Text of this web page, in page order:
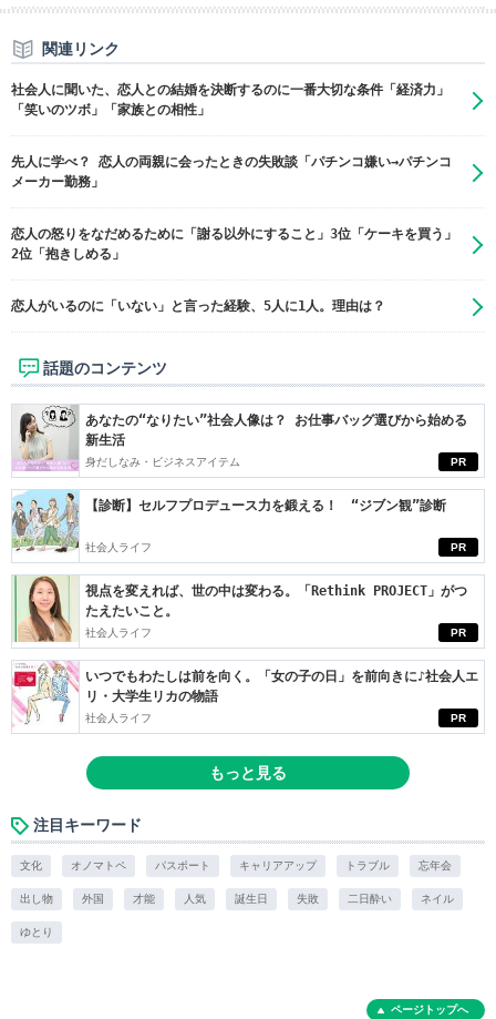
関連リンク
社会人に聞いた、恋人との結婚を決断するのに一番大切な条件「経済力」
「笑いのツボ」「家族との相性」
先人に学べ？ 恋人の両親に会ったときの失敗談「パチンコ嫌い→パチンコ
メーカー勤務」
恋人の怒りをなだめるために「謝る以外にすること」3位「ケーキを買う」
2位「抱きしめる」
恋人がいるのに「いない」と言った経験、5人に1人。理由は？
話題のコンテンツ
PR
あなたの“なりたい”社会人像は？ お仕事バッグ選びから始める
新生活
身だしなみ・ビジネスアイテム
PR
【診断】セルフプロデュース力を鍛える！ “ジブン観”診断
社会人ライフ
PR
視点を変えれば、世の中は変わる。「Rethink PROJECT」がつ
たえたいこと。
社会人ライフ
PR
いつでもわたしは前を向く。「女の子の日」を前向きに♪社会人エ
リ・大学生リカの物語
社会人ライフ
もっと見る
注目キーワード
文化 オノマトペ パスポート キャリアアップ トラブル 忘年会
出し物 外国 才能 人気 誕生日 失敗 二日酔い ネイル
ゆとり
ページトップへ